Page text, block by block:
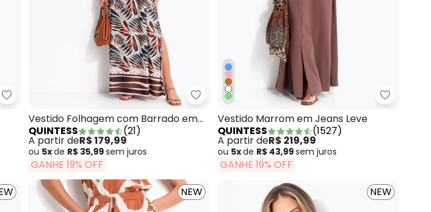
Malha Fria
Quintess - Blusa Cinza em Malha Suede Quintess - Vestido Folhagem com Barrado em
Vestido Folhagem com Barrado em
Malha Fria
QUINTESS (21)
A partir deR$ 179,99
ou 5xde R$ 35,99sem juros
GANHE 19% OFF
Quintess
Vestido Marrom em Jeans Leve
QUINTESS
(1527)
A partir deR$ 219,99
ou 5xde R$ 43,99sem juros
GANHE 19% OFF
NEW NEW